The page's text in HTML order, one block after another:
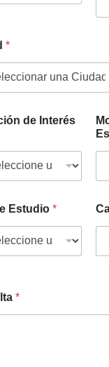
*
de Interés
Estudio *
*